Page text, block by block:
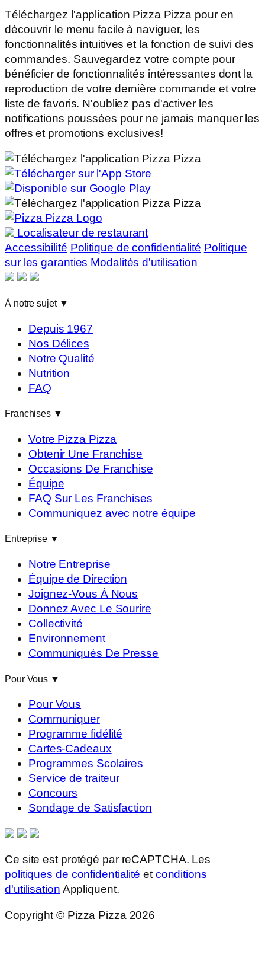
Téléchargez l'application Pizza Pizza pour en
découvrir le menu facile à naviguer, les
fonctionnalités intuitives et la fonction de suivi des
commandes. Sauvegardez votre compte pour
bénéficier de fonctionnalités intéressantes dont la
reproduction de votre dernière commande et votre
liste de favoris. N'oubliez pas d'activer les
notifications poussées pour ne jamais manquer les
offres et promotions exclusives!
Localisateur de restaurant
Accessibilité Politique de confidentialité Politique
sur les garanties Modalités d'utilisation
À notre sujet ▼
Depuis 1967
Nos Délices
Notre Qualité
Nutrition
FAQ
Franchises ▼
Votre Pizza Pizza
Obtenir Une Franchise
Occasions De Franchise
Équipe
FAQ Sur Les Franchises
Communiquez avec notre équipe
Entreprise ▼
Notre Entreprise
Équipe de Direction
Joignez-Vous À Nous
Donnez Avec Le Sourire
Collectivité
Environnement
Communiqués De Presse
Pour Vous ▼
Pour Vous
Communiquer
Programme fidélité
Cartes-Cadeaux
Programmes Scolaires
Service de traiteur
Concours
Sondage de Satisfaction
Ce site est protégé par reCAPTCHA. Les
politiques de confidentialité et conditions
d'utilisation Appliquent.
Copyright © Pizza Pizza 2026